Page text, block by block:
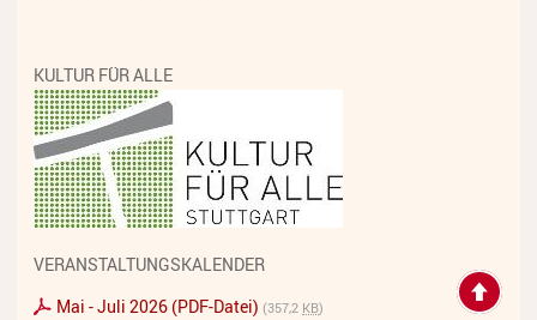
Unsere Lehrkräfte
Standorte
Ensembles
Talentförderung
KULTUR FÜR ALLE
VERANSTALTUNGSKALENDER
Mai - Juli 2026 (PDF-Datei) (357,2 KB)